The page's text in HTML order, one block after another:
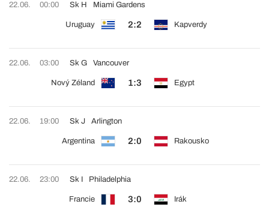
22.06. 00:00 Sk H
Uruguay 2:2 Kapverdy
Miami Gardens
22.06. 03:00 Sk G
Nový Zéland 1:3 Egypt
Vancouver
22.06. 19:00 Sk J
Argentina 2:0 Rakousko
Arlington
22.06. 23:00 Sk I
Francie 3:0 Irák
Philadelphia